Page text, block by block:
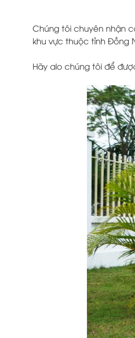
Chúng tôi chuyên nhận
khu vực thuộc tỉnh Đồng
Hãy alo chúng tôi để